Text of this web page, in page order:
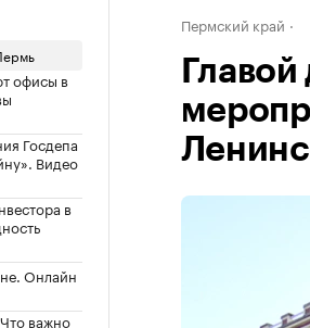
офисы в
Госдепа
Видео
в
Онлайн
важно
Пермский край